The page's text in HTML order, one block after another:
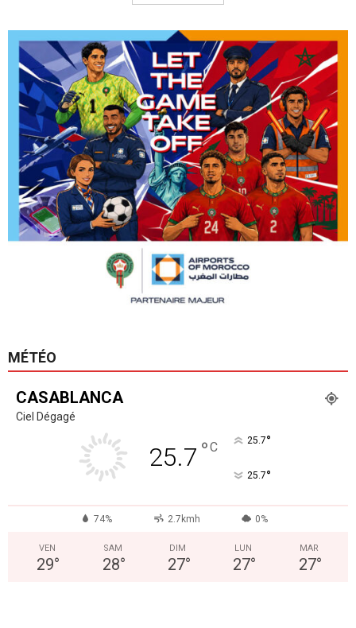
MÉTÉO
CASABLANCA
Ciel Dégagé
25.7 °C 25.7°
25.7°
74% 2.7kmh 0%
VEN
29°
SAM
28°
DIM
27°
LUN
27°
MAR
27°